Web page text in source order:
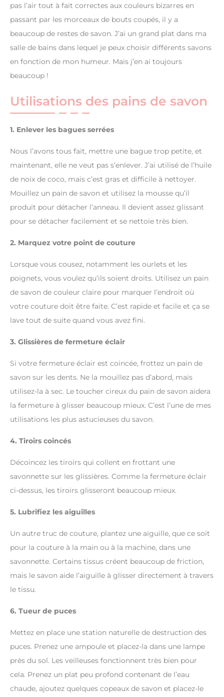
pas l’air tout à fait correctes aux couleurs bizarres en
passant par les morceaux de bouts coupés, il y a
beaucoup de restes de savon. J’ai un grand plat dans ma
salle de bains dans lequel je peux choisir différents savons
en fonction de mon humeur. Mais j’en ai toujours
beaucoup !
Utilisations des pains de savon
1. Enlever les bagues serrées
Nous l’avons tous fait, mettre une bague trop petite, et
maintenant, elle ne veut pas s’enlever. J’ai utilisé de l’huile
de noix de coco, mais c’est gras et difficile à nettoyer.
Mouillez un pain de savon et utilisez la mousse qu’il
produit pour détacher l’anneau. Il devient assez glissant
pour se détacher facilement et se nettoie très bien.
2. Marquez votre point de couture
Lorsque vous cousez, notamment les ourlets et les
poignets, vous voulez qu’ils soient droits. Utilisez un pain
de savon de couleur claire pour marquer l’endroit où
votre couture doit être faite. C’est rapide et facile et ça se
lave tout de suite quand vous avez fini.
3. Glissières de fermeture éclair
Si votre fermeture éclair est coincée, frottez un pain de
savon sur les dents. Ne la mouillez pas d’abord, mais
utilisez-la à sec. Le toucher cireux du pain de savon aidera
la fermeture à glisser beaucoup mieux. C’est l’une de mes
utilisations les plus astucieuses du savon.
4. Tiroirs coincés
Décoincez les tiroirs qui collent en frottant une
savonnette sur les glissières. Comme la fermeture éclair
ci-dessus, les tiroirs glisseront beaucoup mieux.
5. Lubrifiez les aiguilles
Un autre truc de couture, plantez une aiguille, que ce soit
pour la couture à la main ou à la machine, dans une
savonnette. Certains tissus créent beaucoup de friction,
mais le savon aide l’aiguille à glisser directement à travers
le tissu.
6. Tueur de puces
Mettez en place une station naturelle de destruction des
puces. Prenez une ampoule et placez-la dans une lampe
près du sol. Les veilleuses fonctionnent très bien pour
cela. Prenez un plat peu profond contenant de l’eau
chaude, ajoutez quelques copeaux de savon et placez-le